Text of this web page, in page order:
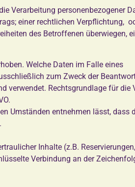
Verarbeitung personenbezogener
einer rechtlichen Verpflichtung,
des Betroffenen überwiegen,
Welche Daten im Falle eines
zum Zweck der
verwendet. Rechtsgrundlage für die
Umständen entnehmen lässt, dass
Inhalte (z.B.
Verbindung an der